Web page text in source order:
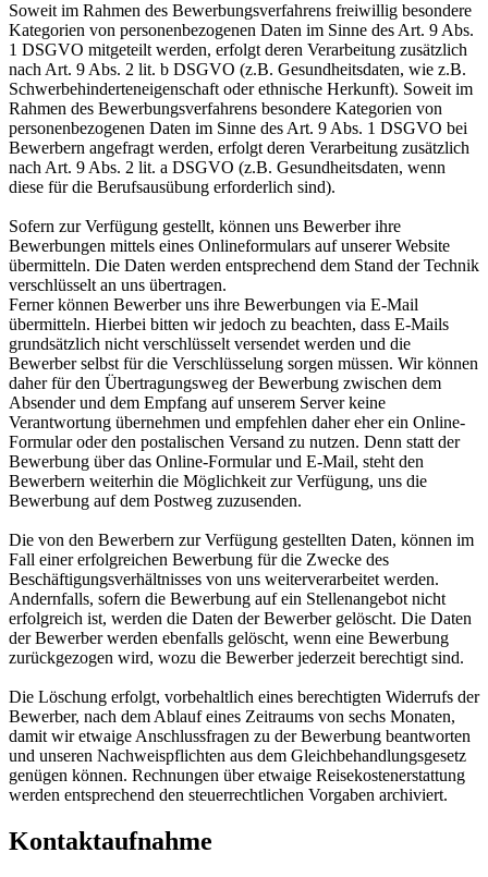
Soweit im Rahmen des Bewerbungsverfahrens freiwillig besondere
Kategorien von personenbezogenen Daten im Sinne des Art. 9 Abs.
1 DSGVO mitgeteilt werden, erfolgt deren Verarbeitung zusätzlich
nach Art. 9 Abs. 2 lit. b DSGVO (z.B. Gesundheitsdaten, wie z.B.
Schwerbehinderteneigenschaft oder ethnische Herkunft). Soweit im
Rahmen des Bewerbungsverfahrens besondere Kategorien von
personenbezogenen Daten im Sinne des Art. 9 Abs. 1 DSGVO bei
Bewerbern angefragt werden, erfolgt deren Verarbeitung zusätzlich
nach Art. 9 Abs. 2 lit. a DSGVO (z.B. Gesundheitsdaten, wenn
diese für die Berufsausübung erforderlich sind).
Sofern zur Verfügung gestellt, können uns Bewerber ihre
Bewerbungen mittels eines Onlineformulars auf unserer Website
übermitteln. Die Daten werden entsprechend dem Stand der Technik
verschlüsselt an uns übertragen.
Ferner können Bewerber uns ihre Bewerbungen via E-Mail
übermitteln. Hierbei bitten wir jedoch zu beachten, dass E-Mails
grundsätzlich nicht verschlüsselt versendet werden und die
Bewerber selbst für die Verschlüsselung sorgen müssen. Wir können
daher für den Übertragungsweg der Bewerbung zwischen dem
Absender und dem Empfang auf unserem Server keine
Verantwortung übernehmen und empfehlen daher eher ein Online-
Formular oder den postalischen Versand zu nutzen. Denn statt der
Bewerbung über das Online-Formular und E-Mail, steht den
Bewerbern weiterhin die Möglichkeit zur Verfügung, uns die
Bewerbung auf dem Postweg zuzusenden.
Die von den Bewerbern zur Verfügung gestellten Daten, können im
Fall einer erfolgreichen Bewerbung für die Zwecke des
Beschäftigungsverhältnisses von uns weiterverarbeitet werden.
Andernfalls, sofern die Bewerbung auf ein Stellenangebot nicht
erfolgreich ist, werden die Daten der Bewerber gelöscht. Die Daten
der Bewerber werden ebenfalls gelöscht, wenn eine Bewerbung
zurückgezogen wird, wozu die Bewerber jederzeit berechtigt sind.
Die Löschung erfolgt, vorbehaltlich eines berechtigten Widerrufs der
Bewerber, nach dem Ablauf eines Zeitraums von sechs Monaten,
damit wir etwaige Anschlussfragen zu der Bewerbung beantworten
und unseren Nachweispflichten aus dem Gleichbehandlungsgesetz
genügen können. Rechnungen über etwaige Reisekostenerstattung
werden entsprechend den steuerrechtlichen Vorgaben archiviert.
Kontaktaufnahme